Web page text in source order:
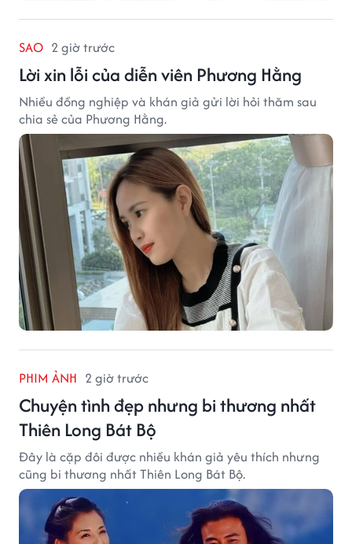
SAO 2 giờ trước
Lời xin lỗi của diễn viên Phương Hằng
Nhiều đồng nghiệp và khán giả gửi lời hỏi thăm sau
chia sẻ của Phương Hằng.
PHIM ẢNH 2 giờ trước
Chuyện tình đẹp nhưng bi thương nhất
Thiên Long Bát Bộ
Đây là cặp đôi được nhiều khán giả yêu thích nhưng
cũng bi thương nhất Thiên Long Bát Bộ.